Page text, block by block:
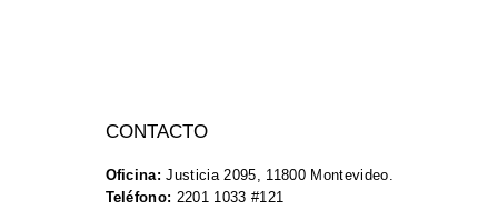
CONTACTO
Oficina: Justicia 2095, 11800 Montevideo.
Teléfono: 2201 1033 #121